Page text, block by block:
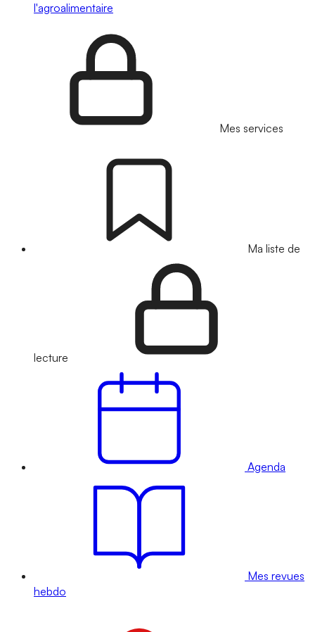
l'agroalimentaire
Mes services
Ma liste de
lecture
Agenda
Mes revues
hebdo